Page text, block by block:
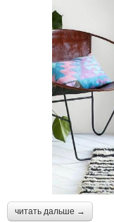
читать дальше →